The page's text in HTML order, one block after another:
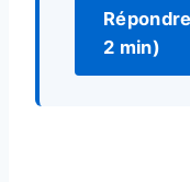
2 min)